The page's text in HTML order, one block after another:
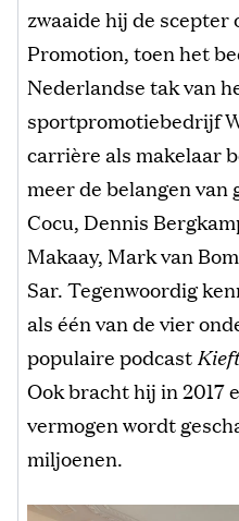
zwaaide hij de
Promotion, toen het
Nederlandse tak van
sportpromotiebedrijf
carrière als makelaar
meer de belangen
Cocu, Dennis
Makaay, Mark van
Sar. Tegenwoordig
als één van de vier
populaire podcast
Ook bracht hij in 2017
vermogen wordt
miljoenen.